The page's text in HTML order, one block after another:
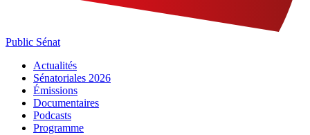
Public Sénat
Actualités
Sénatoriales 2026
Émissions
Documentaires
Podcasts
Programme